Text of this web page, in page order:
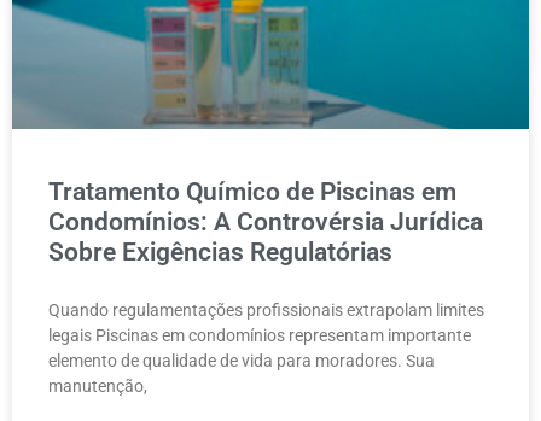
Tratamento Químico de Piscinas em
Condomínios: A Controvérsia Jurídica
Sobre Exigências Regulatórias
Quando regulamentações profissionais extrapolam limites
legais Piscinas em condomínios representam importante
elemento de qualidade de vida para moradores. Sua
manutenção,